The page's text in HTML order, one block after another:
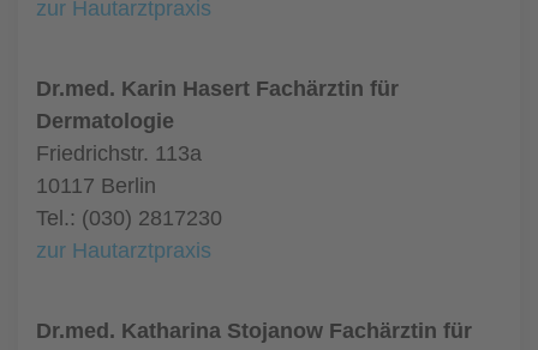
zur Hautarztpraxis
Dr.med. Karin Hasert Fachärztin für
Dermatologie
Friedrichstr. 113a
10117 Berlin
Tel.: (030) 2817230
zur Hautarztpraxis
Dr.med. Katharina Stojanow Fachärztin für